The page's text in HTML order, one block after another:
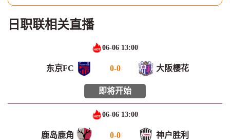
日职联相关直播
06-06 13:00
东京FC 0-0 大阪樱花
即将开始
06-06 13:00
鹿岛鹿角 0-0 神户胜利